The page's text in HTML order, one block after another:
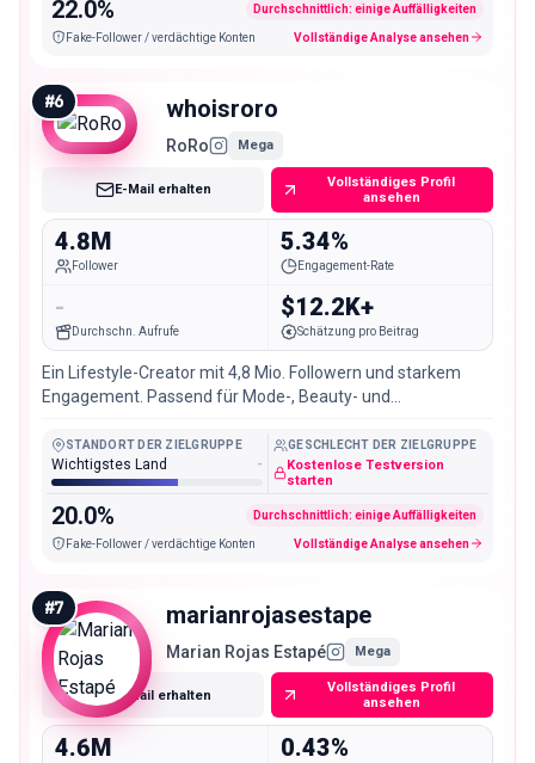
22.0% Durchschnittlich: einige Auffälligkeiten
Fake-Follower / verdächtige Konten Vollständige Analyse ansehen
#6 whoisroro
RoRo Mega
E-Mail erhalten
Vollständiges Profil
ansehen
4.8M
Follower
5.34%
Engagement-Rate
-
Durchschn. Aufrufe
$12.2K+
Schätzung pro Beitrag
Ein Lifestyle-Creator mit 4,8 Mio. Followern und starkem
Engagement. Passend für Mode-, Beauty- und
STANDORT DER ZIELGRUPPE
Wichtigstes Land -
GESCHLECHT DER ZIELGRUPPE
Kostenlose Testversion
starten
20.0% Durchschnittlich: einige Auffälligkeiten
Fake-Follower / verdächtige Konten Vollständige Analyse ansehen
#7 marianrojasestape
Marian Rojas Estapé Mega
E-Mail erhalten
Vollständiges Profil
ansehen
4.6M 0.43%